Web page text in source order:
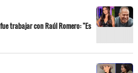
trabajar con Raúl Romero: "Es